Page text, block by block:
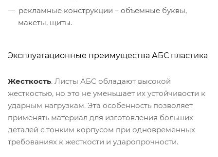
рекламные конструкции – объемные буквы,
макеты, щиты.
Эксплуатационные преимущества АБС пластика
Жесткость. Листы АБС обладают высокой
жесткостью, но это не уменьшает их устойчивости к
ударным нагрузкам. Эта особенность позволяет
применять материал для изготовления больших
деталей с тонким корпусом при одновременных
требованиях к жесткости и ударопрочности.